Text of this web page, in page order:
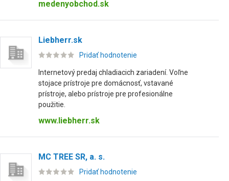
medenyobchod.sk
Liebherr.sk
Pridať hodnotenie
Internetový predaj chladiacich zariadení. Voľne
stojace prístroje pre domácnosť, vstavané
prístroje, alebo prístroje pre profesionálne
použitie.
www.liebherr.sk
MC TREE SR, a. s.
Pridať hodnotenie